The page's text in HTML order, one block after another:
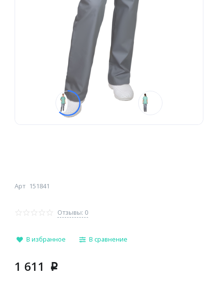
Арт 151841
Отзывы: 0
В избранное В сравнение
1 611 p